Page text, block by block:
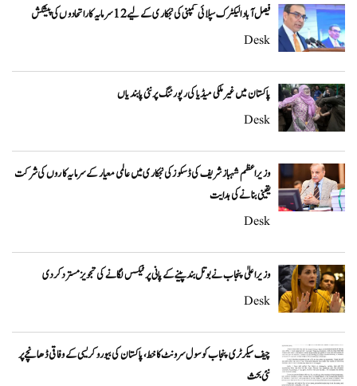
فیصل آباد الیکٹرک سپلائی کمپنی کی نجکاری کے لیے 12 سرمایہ کار اتحادوں کی پیشکش
Desk
پاکستان میں غیر ملکی میڈیا کی رپورٹنگ پر نئی پابندیاں
Desk
وزیراعظم شہباز شریف کی ڈسکوز کی نجکاری میں عالمی معیار کے سرمایہ کاروں کی شرکت
یقینی بنانے کی ہدایت
Desk
وزیراعلیٰ پنجاب نے بوتل بند پینے کے پانی پر ٹیکس لگانے کی تجویز مسترد کر دی
Desk
چیف سیکرٹری پنجاب کو سول سرونٹ کا خط، پاکستان کی بیوروکریسی کے وفاقی ڈھانچے پر
نئی بحث